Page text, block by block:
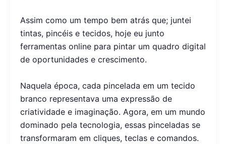
Assim como um tempo bem atrás que; juntei
tintas, pincéis e tecidos, hoje eu junto
ferramentas online para pintar um quadro digital
de oportunidades e crescimento.
Naquela época, cada pincelada em um tecido
branco representava uma expressão de
criatividade e imaginação. Agora, em um mundo
dominado pela tecnologia, essas pinceladas se
transformaram em cliques, teclas e comandos.